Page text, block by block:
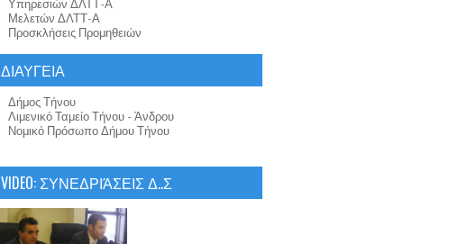
Υπηρεσιών ΔΛΤΤ-Α
Μελετών ΔΛΤΤ-Α
Προσκλήσεις Προμηθειών
ΔΙΑΥΓΕΙΑ
Δήμος Τήνου
Λιμενικό Ταμείο Τήνου - Άνδρου
Νομικό Πρόσωπο Δήμου Τήνου
VIDEO: ΣΥΝΕΔΡΙΆΣΕΙΣ Δ..Σ